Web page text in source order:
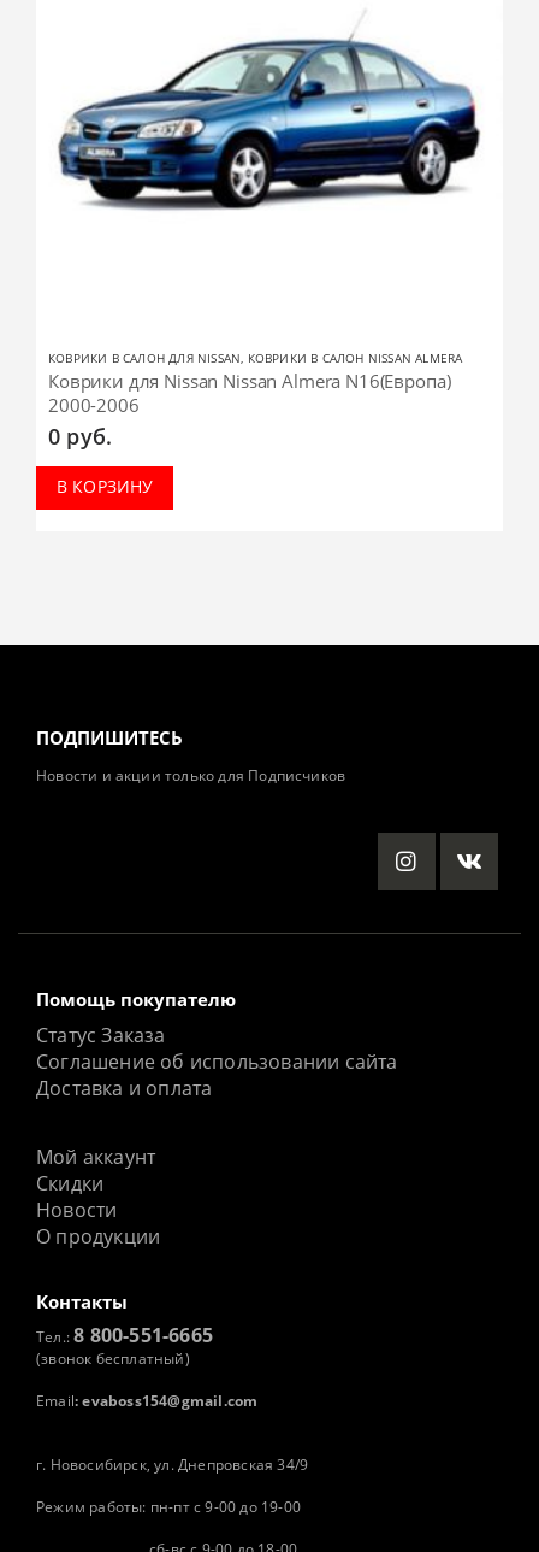
КОВРИКИ В САЛОН ДЛЯ NISSAN, КОВРИКИ В САЛОН NISSAN ALMERA
Коврики для Nissan Nissan Almera N16(Европа)
2000-2006
0 руб.
В КОРЗИНУ
ПОДПИШИТЕСЬ
Новости и акции только для Подписчиков
Помощь покупателю
Статус Заказа
Соглашение об использовании сайта
Доставка и оплата
Мой аккаунт
Скидки
Новости
О продукции
Контакты
Тел.:8 800-551-6665
(звонок бесплатный)
Email: evaboss154@gmail.com
г. Новосибирск, ул. Днепровская 34/9
Режим работы: пн-пт с 9-00 до 19-00